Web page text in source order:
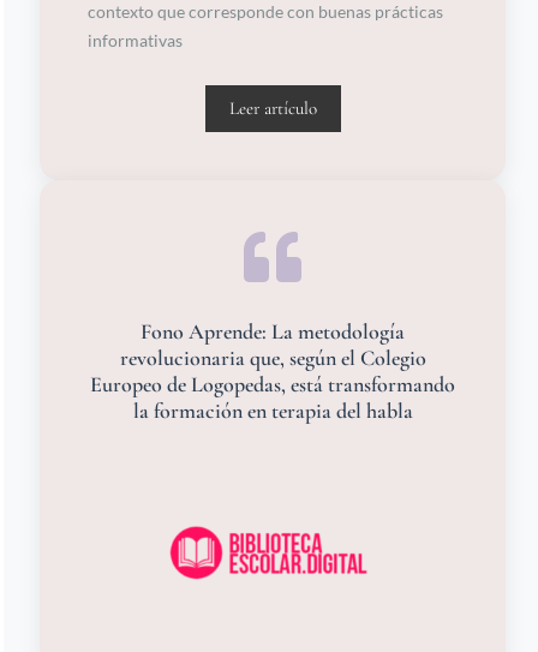
contexto que corresponde con buenas prácticas
informativas
Leer artículo
Fono Aprende: La metodología
revolucionaria que, según el Colegio
Europeo de Logopedas, está transformando
la formación en terapia del habla